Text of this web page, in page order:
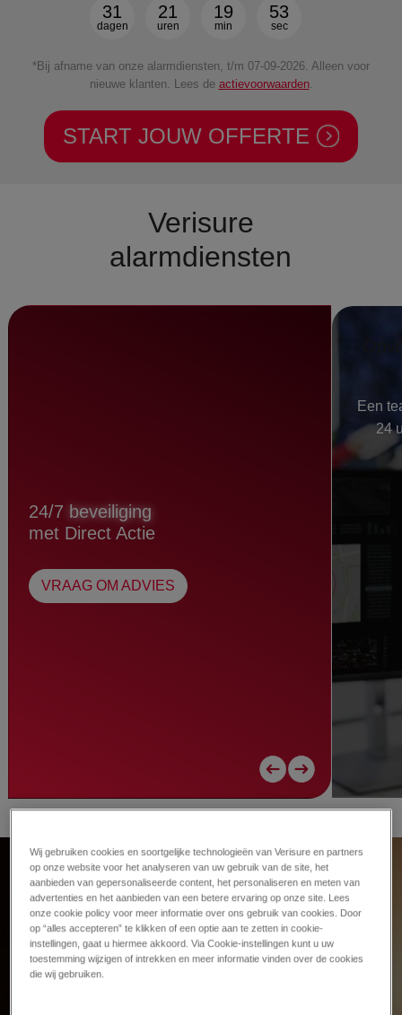
31
dagen
21
uren
19
min
51
sec
*Bij afname van onze alarmdiensten, t/m 07-09-2026. Alleen voor
nieuwe klanten. Lees de actievoorwaarden.
START JOUW OFFERTE
Verisure
alarmdiensten
24/7 beveiliging
met Direct Actie
VRAAG OM ADVIES
Een
24
Start gratis jouw
offerte
Wij gebruiken cookies en soortgelijke technologieën van Verisure en partners
op onze website voor het analyseren van uw gebruik van de site, het
aanbieden van gepersonaliseerde content, het personaliseren en meten van
advertenties en het aanbieden van een betere ervaring op onze site. Lees
onze cookie policy voor meer informatie over ons gebruik van cookies. Door
op “alles accepteren” te klikken of een optie aan te zetten in cookie-
instellingen, gaat u hiermee akkoord. Via Cookie-instellingen kunt u uw
toestemming wijzigen of intrekken en meer informatie vinden over de cookies
die wij gebruiken.